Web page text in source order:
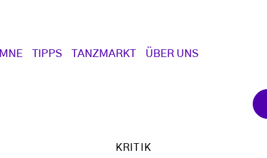
TIPPS TANZMARKT ÜBER UNS
KRITIK